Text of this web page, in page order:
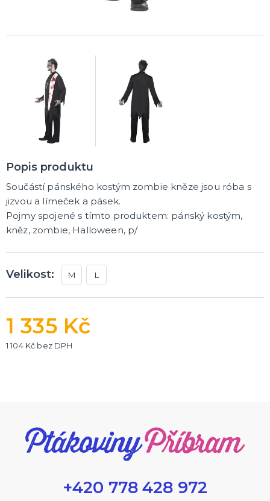
Popis produktu
Součástí pánského kostým zombie kněze jsou róba s
jizvou a límeček a pásek.
Pojmy spojené s tímto produktem: pánský kostým,
kněz, zombie, Halloween, p/
Velikost: M L
1 335 Kč
1 104 Kč bez DPH
+420 778 428 972